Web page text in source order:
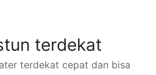
terdekat
terdekat cepat dan bisa